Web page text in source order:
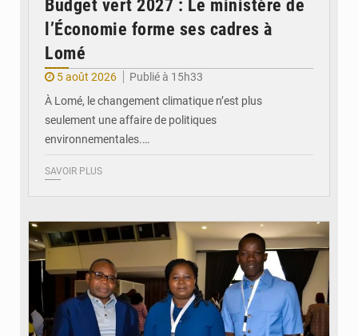
Budget vert 2027 : Le ministère de
l’Économie forme ses cadres à
Lomé
5 août 2026
Publié à 15h33
À Lomé, le changement climatique n’est plus
seulement une affaire de politiques
environnementales.…
SAVOIR PLUS